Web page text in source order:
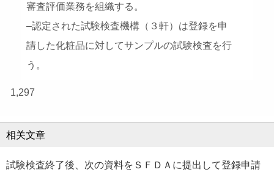
審査評価業務を組織する。
–認定された試験検査機構（３軒）は登録を申
請した化粧品に対してサンプルの試験検査を行
う。
1,297
相关文章
試験検査終了後、次の資料をＳＦＤＡに提出して登録申請